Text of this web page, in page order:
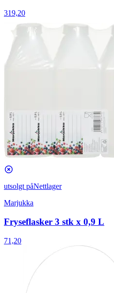
319,20
utsolgt påNettlager
Marjukka
Fryseflasker 3 stk x 0,9 L
71,20